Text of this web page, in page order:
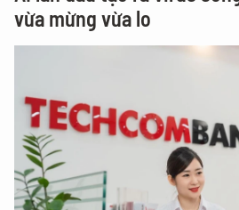
vừa mừng vừa lo